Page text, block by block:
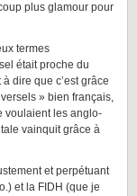
plus glamour pour
termes
était proche du
dire que c’est grâce
» bien français,
voulaient les anglo-
vainquit grâce à
et perpétuant
et la FIDH (que je